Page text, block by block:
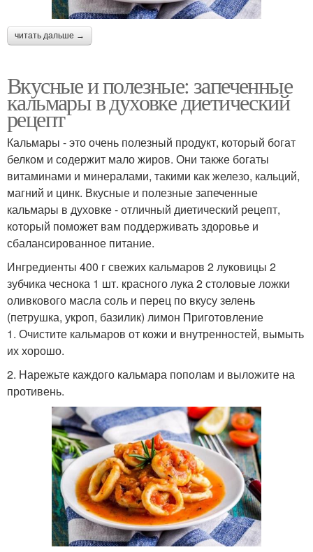
читать дальше →
Вкусные и полезные: запеченные
кальмары в духовке диетический
рецепт
Кальмары - это очень полезный продукт, который богат
белком и содержит мало жиров. Они также богаты
витаминами и минералами, такими как железо, кальций,
магний и цинк. Вкусные и полезные запеченные
кальмары в духовке - отличный диетический рецепт,
который поможет вам поддерживать здоровье и
сбалансированное питание.
Ингредиенты 400 г свежих кальмаров 2 луковицы 2
зубчика чеснока 1 шт. красного лука 2 столовые ложки
оливкового масла соль и перец по вкусу зелень
(петрушка, укроп, базилик) лимон Приготовление
1. Очистите кальмаров от кожи и внутренностей, вымыть
их хорошо.
2. Нарежьте каждого кальмара пополам и выложите на
противень.